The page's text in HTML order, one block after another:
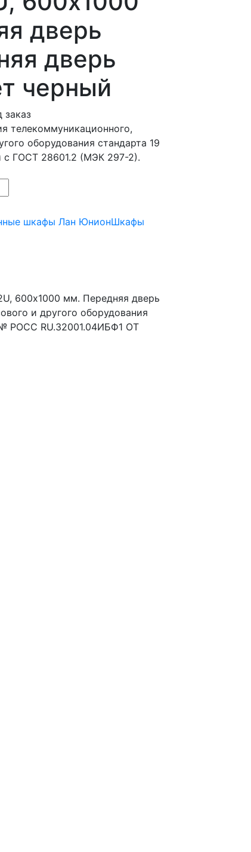
дверь
дверь
черный
заказ
телекоммуникационного,
оборудования стандарта 19
с ГОСТ 28601.2 (МЭК 297-2).
шкафы Лан ЮнионШкафы
600х1000 мм. Передняя дверь
и другого оборудования
РОСС RU.32001.04ИБФ1 ОТ